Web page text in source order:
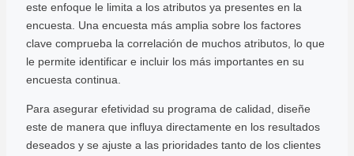
este enfoque le limita a los atributos ya presentes en la
encuesta. Una encuesta más amplia sobre los factores
clave comprueba la correlación de muchos atributos, lo que
le permite identificar e incluir los más importantes en su
encuesta continua.
Para asegurar efetividad su programa de calidad, diseñe
este de manera que influya directamente en los resultados
deseados y se ajuste a las prioridades tanto de los clientes